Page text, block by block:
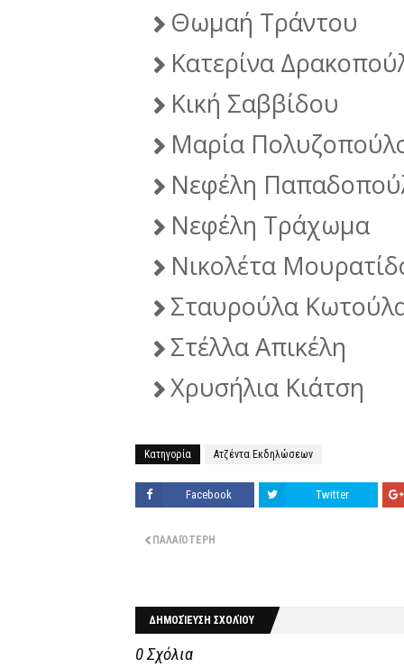
Θωμαή Τράντου
Κατερίνα
Κική Σαββίδου
Mαρία
Νεφέλη
Νεφέλη Τράχωμα
Νικολέτα
Σταυρούλα
Στέλλα Απικέλη
Χρυσήλια Κιάτση
Κατηγορία Ατζέντα Εκδηλώσεων
Facebook Twitter
ΠΑΛΑΙΌΤΕΡΗ
ΔΗΜΟΣΊΕΥΣΗ ΣΧΟΛΊΟΥ
0 Σχόλια